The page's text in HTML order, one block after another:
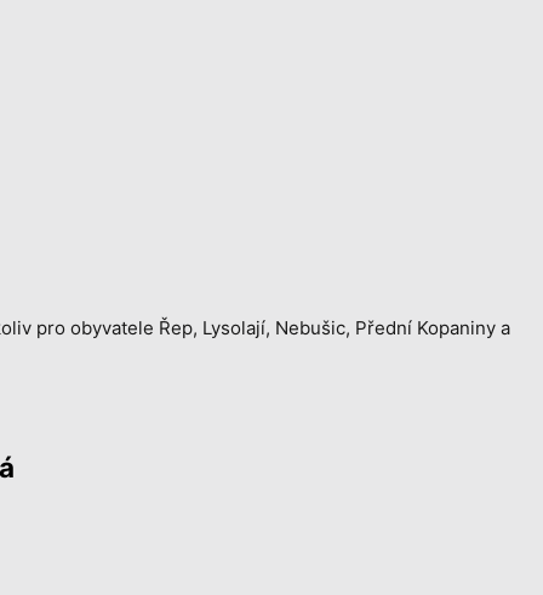
pro obyvatele Řep, Lysolají, Nebušic, Přední Kopaniny a